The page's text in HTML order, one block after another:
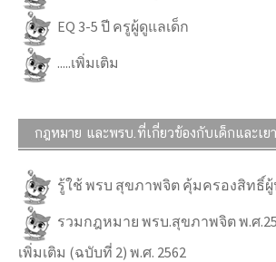
EQ 3-5 ปี ครูผู้ดูแลเด็ก
.....เพิ่มเติม
กฎหมาย และพรบ.ที่เกี่ยวข้องกับเด็กและเย
รู้ใช้ พรบ สุขภาพจิต คุ้มครองสิทธิ์ผู้
รวมกฎหมาย พรบ.สุขภาพจิต พ.ศ
เพิ่มเติม (ฉบับที่ 2) พ.ศ. 2562